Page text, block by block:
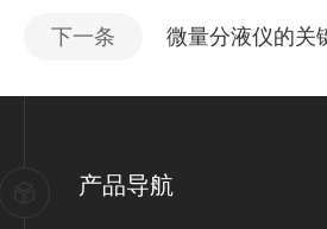
下一条 微量分液仪的关
产品导航